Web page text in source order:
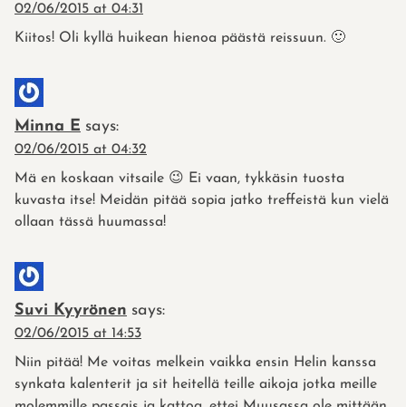
02/06/2015 at 04:31
Kiitos! Oli kyllä huikean hienoa päästä reissuun. 🙂
Minna E says:
02/06/2015 at 04:32
Mä en koskaan vitsaile 😉 Ei vaan, tykkäsin tuosta
kuvasta itse! Meidän pitää sopia jatko treffeistä kun vielä
ollaan tässä huumassa!
Suvi Kyyrönen says:
02/06/2015 at 14:53
Niin pitää! Me voitas melkein vaikka ensin Helin kanssa
synkata kalenterit ja sit heitellä teille aikoja jotka meille